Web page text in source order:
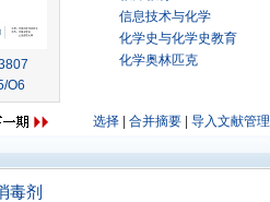
O6
信息技术与化学
化学史与化学史教育
化学奥林匹克
选择 合并摘要 导入文献管
毒剂